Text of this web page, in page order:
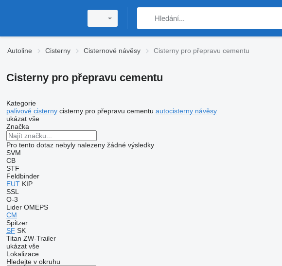
Autoline Cisterny Cisternové návěsy Cisterny pro přepravu cementu
Cisterny pro přepravu cementu
Kategorie
palivové cisterny cisterny pro přepravu cementu autocisterny návěsy
ukázat vše
Značka
Pro tento dotaz nebyly nalezeny žádné výsledky
SVM
CB
STF
Feldbinder
EUT KIP
SSL
O-3
Lider OMEPS
CM
Spitzer
SF SK
Titan ZW-Trailer
ukázat vše
Lokalizace
Hledejte v okruhu